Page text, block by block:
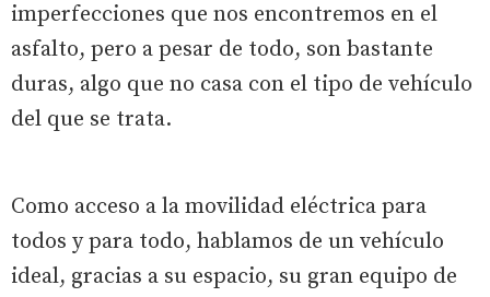
imperfecciones que nos encontremos en el
asfalto, pero a pesar de todo, son bastante
duras, algo que no casa con el tipo de vehículo
del que se trata.
Como acceso a la movilidad eléctrica para
todos y para todo, hablamos de un vehículo
ideal, gracias a su espacio, su gran equipo de